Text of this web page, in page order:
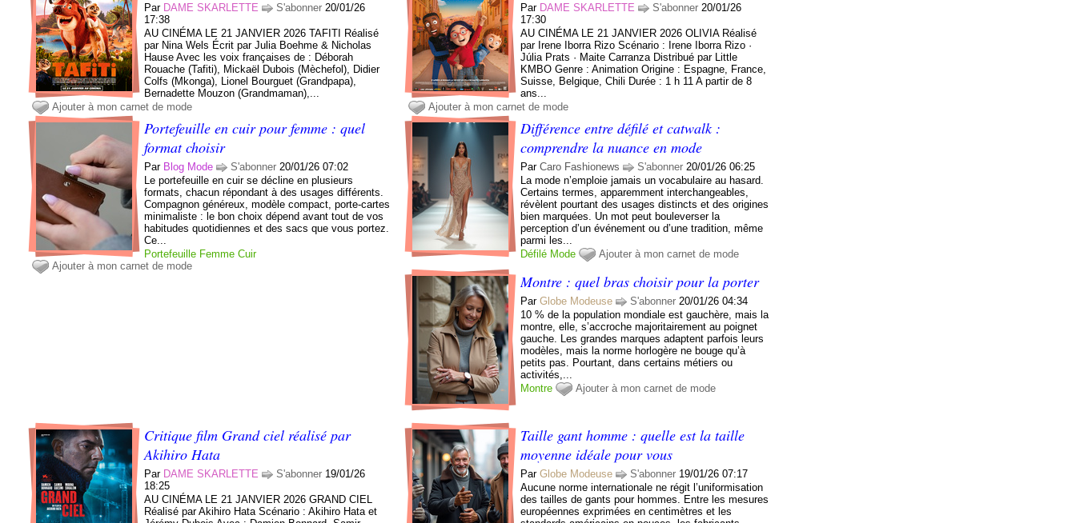
Par DAME SKARLETTE S'abonner 20/01/26
17:38
AU CINÉMA LE 21 JANVIER 2026 TAFITI Réalisé
par Nina Wels Écrit par Julia Boehme & Nicholas
Hause Avec les voix françaises de : Déborah
Rouache (Tafiti), Mickaël Dubois (Mèchefol), Didier
Colfs (Mkonga), Lionel Bourguet (Grandpapa),
Bernadette Mouzon (Grandmaman),...
Ajouter à mon carnet de mode
Par DAME SKARLETTE S'abonner 20/01/26
17:30
AU CINÉMA LE 21 JANVIER 2026 OLIVIA Réalisé
par Irene Iborra Rizo Scénario : Irene Iborra Rizo ·
Júlia Prats · Maite Carranza Distribué par Little
KMBO Genre : Animation Origine : Espagne, France,
Suisse, Belgique, Chili Durée : 1 h 11 A partir de 8
ans...
Ajouter à mon carnet de mode
Portefeuille en cuir pour femme : quel
format choisir
Par Blog Mode S'abonner 20/01/26 07:02
Le portefeuille en cuir se décline en plusieurs
formats, chacun répondant à des usages différents.
Compagnon généreux, modèle compact, porte-cartes
minimaliste : le bon choix dépend avant tout de vos
habitudes quotidiennes et des sacs que vous portez.
Ce...
Portefeuille Femme Cuir
Ajouter à mon carnet de mode
Différence entre défilé et catwalk :
comprendre la nuance en mode
ParCaro Fashionews S'abonner 20/01/26 06:25
La mode n’emploie jamais un vocabulaire au hasard.
Certains termes, apparemment interchangeables,
révèlent pourtant des usages distincts et des origines
bien marquées. Un mot peut bouleverser la
perception d’un événement ou d’une tradition, même
parmi les...
Défilé Mode Ajouter à mon carnet de mode
Montre : quel bras choisir pour la porter
ParGlobe Modeuse S'abonner 20/01/26 04:34
10 % de la population mondiale est gauchère, mais la
montre, elle, s’accroche majoritairement au poignet
gauche. Les grandes marques adaptent parfois leurs
modèles, mais la norme horlogère ne bouge qu’à
petits pas. Pourtant, dans certains métiers ou
activités,...
Montre
Ajouter à mon carnet de mode
Critique film Grand ciel réalisé par
Akihiro Hata
Par DAME SKARLETTE S'abonner 19/01/26
18:25
AU CINÉMA LE 21 JANVIER 2026 GRAND CIEL
Réalisé par Akihiro Hata Scénario : Akihiro Hata et
Taille gant homme : quelle est la taille
moyenne idéale pour vous
ParGlobe Modeuse S'abonner 19/01/26 07:17
Aucune norme internationale ne régit l’uniformisation
des tailles de gants pour hommes. Entre les mesures
européennes exprimées en centimètres et les